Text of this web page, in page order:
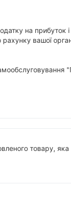
на прибуток
вашої
товару, яка